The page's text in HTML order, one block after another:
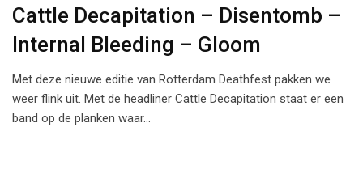
Cattle Decapitation – Disentomb –
Internal Bleeding – Gloom
Met deze nieuwe editie van Rotterdam Deathfest pakken we
weer flink uit. Met de headliner Cattle Decapitation staat er een
band op de planken waar…